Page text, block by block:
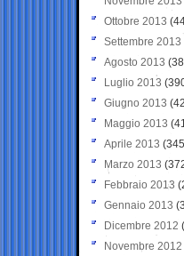
Ottobre 2013
Settembre 2013
Agosto 2013
Luglio 2013
Giugno 2013
Maggio 2013
Aprile 2013
Marzo 2013
Febbraio 2013
Gennaio 2013
Dicembre 2012
Novembre 2012